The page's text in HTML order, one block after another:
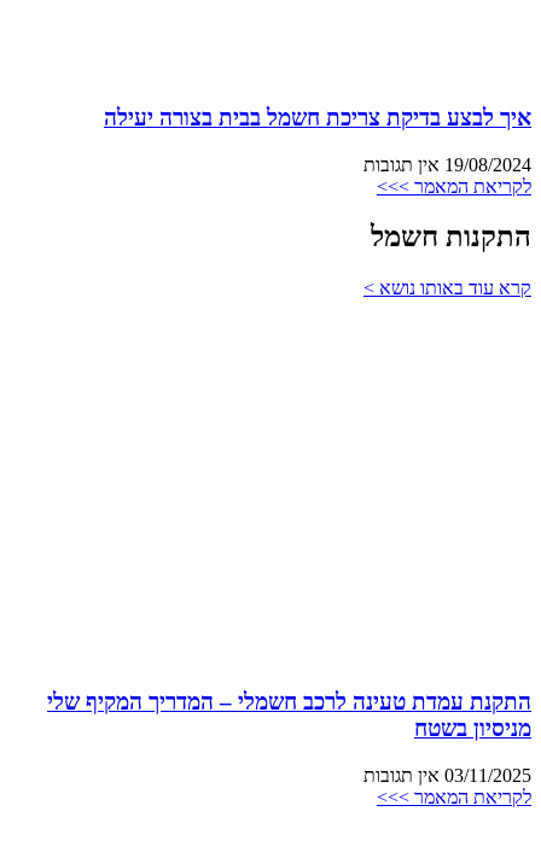
איך לבצע בדיקת צריכת חשמל בבית בצורה יעילה
19/08/2024 אין תגובות
לקריאת המאמר >>>
התקנות חשמל
קרא עוד באותו נושא >
התקנת עמדת טעינה לרכב חשמלי – המדריך המקיף שלי
מניסיון בשטח
03/11/2025 אין תגובות
לקריאת המאמר >>>